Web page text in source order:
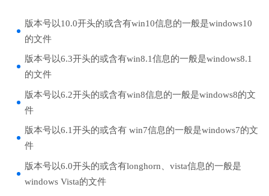
版本号以10.0开头的或含有win10信息的一般是windows10
的文件
版本号以6.3开头的或含有win8.1信息的一般是windows8.1
的文件
版本号以6.2开头的或含有win8信息的一般是windows8的文
件
版本号以6.1开头的或含有 win7信息的一般是windows7的文
件
版本号以6.0开头的或含有longhorn、vista信息的一般是
windows Vista的文件